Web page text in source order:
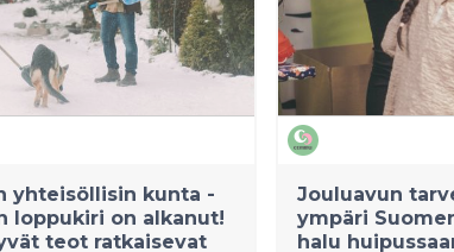
yhteisöllisin kunta -
loppukiri on alkanut!
teot ratkaisevat
Jouluavun
ympäri
halu